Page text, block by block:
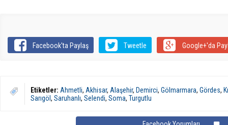
Facebook'ta Paylaş Tweetle Google+'da
Etiketler: Ahmetli, Akhisar, Alaşehir, Demirci, Gölmarmara, Gördes,
Sarıgöl , Saruhanlı, Selendi, Soma, Turgutlu